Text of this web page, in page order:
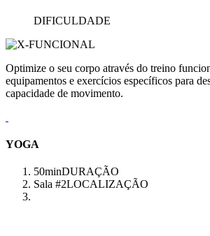
DIFICULDADE
Optimize o seu corpo através do treino
equipamentos e exercícios específicos para
capacidade de movimento.
YOGA
50minDURAÇÃO
Sala #2LOCALIZAÇÃO